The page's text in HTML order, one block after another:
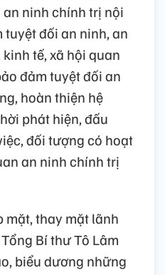
ninh chính trị nội
đối an ninh, an
tế, xã hội quan
đảm tuyệt đối an
hoàn thiện hệ
phát hiện, đấu
đối tượng có hoạt
an ninh chính trị
mặt, thay mặt lãnh
Bí thư Tô Lâm
biểu dương những